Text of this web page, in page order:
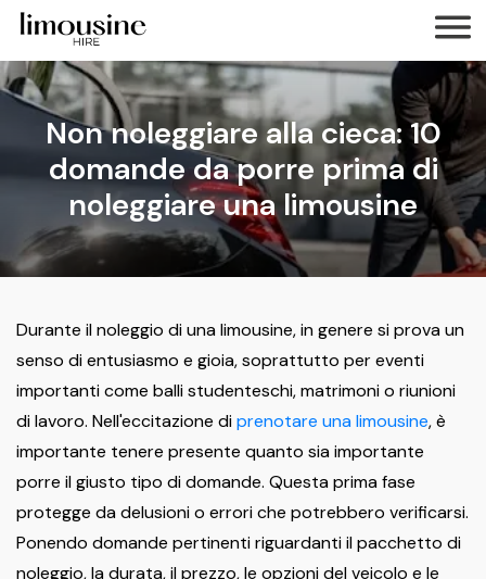
Non noleggiare alla cieca: 10
domande da porre prima di
noleggiare una limousine
Durante il noleggio di una limousine, in genere si prova un
senso di entusiasmo e gioia, soprattutto per eventi
importanti come balli studenteschi, matrimoni o riunioni
di lavoro. Nell'eccitazione diprenotare una limousine, è
importante tenere presente quanto sia importante
porre il giusto tipo di domande. Questa prima fase
protegge da delusioni o errori che potrebbero verificarsi.
Ponendo domande pertinenti riguardanti il ​​pacchetto di
noleggio, la durata, il prezzo, le opzioni del veicolo e le